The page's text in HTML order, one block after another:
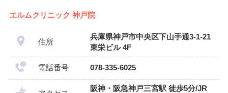
エルムクリニック 神戸院
住所
兵庫県神戸市中央区下山手通3-1-21
東栄ビル 4F
電話番号 078-335-6025
阪神・阪急神戸三宮駅 徒歩5分/JR